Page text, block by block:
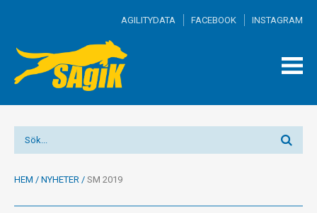
AGILITYDATA FACEBOOK INSTAGRAM
HEM / NYHETER / SM 2019